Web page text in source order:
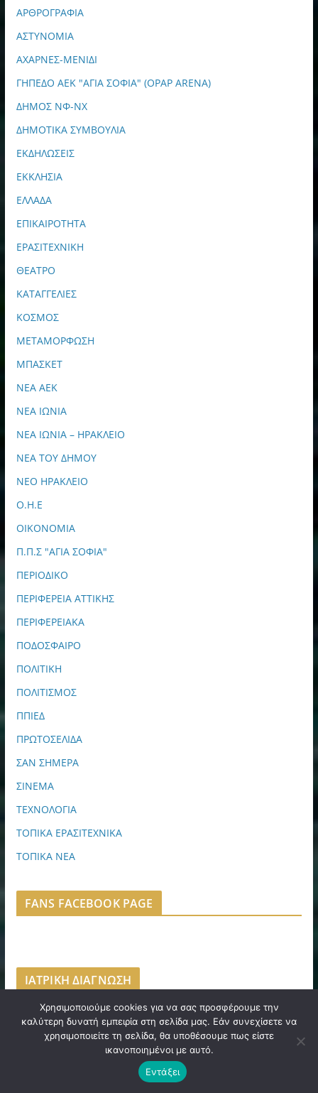
ΑΡΘΡΟΓΡΑΦΙΑ
ΑΣΤΥΝΟΜΙΑ
ΑΧΑΡΝΕΣ-ΜΕΝΙΔΙ
ΓΗΠΕΔΟ ΑΕΚ "ΑΓΙΑ ΣΟΦΙΑ" (OPAP ARENA)
ΔΗΜΟΣ ΝΦ-ΝΧ
ΔΗΜΟΤΙΚΑ ΣΥΜΒΟΥΛΙΑ
ΕΚΔΗΛΩΣΕΙΣ
ΕΚΚΛΗΣΙΑ
ΕΛΛΑΔΑ
ΕΠΙΚΑΙΡΟΤΗΤΑ
ΕΡΑΣΙΤΕΧΝΙΚΗ
ΘΕΑΤΡΟ
ΚΑΤΑΓΓΕΛΙΕΣ
ΚΟΣΜΟΣ
ΜΕΤΑΜΟΡΦΩΣΗ
ΜΠΑΣΚΕΤ
ΝΕΑ ΑΕΚ
ΝΕΑ ΙΩΝΙΑ
ΝΕΑ ΙΩΝΙΑ – ΗΡΑΚΛΕΙΟ
ΝΕΑ ΤΟΥ ΔΗΜΟΥ
ΝΕΟ ΗΡΑΚΛΕΙΟ
Ο.Η.Ε
ΟΙΚΟΝΟΜΙΑ
Π.Π.Σ "ΑΓΙΑ ΣΟΦΙΑ"
ΠΕΡΙΟΔΙΚΟ
ΠΕΡΙΦΕΡΕΙΑ ΑΤΤΙΚΗΣ
ΠΕΡΙΦΕΡΕΙΑΚΑ
ΠΟΔΟΣΦΑΙΡΟ
ΠΟΛΙΤΙΚΗ
ΠΟΛΙΤΙΣΜΟΣ
ΠΠΙΕΔ
ΠΡΩΤΟΣΕΛΙΔΑ
ΣΑΝ ΣΗΜΕΡΑ
ΣΙΝΕΜΑ
ΤΕΧΝΟΛΟΓΙΑ
ΤΟΠΙΚΑ ΕΡΑΣΙΤΕΧΝΙΚΑ
ΤΟΠΙΚΑ ΝΕΑ
FANS FACEBOOK PAGE
ΙΑΤΡΙΚΗ ΔΙΑΓΝΩΣΗ
Χρησιμοποιούμε cookies για να σας προσφέρουμε την
καλύτερη δυνατή εμπειρία στη σελίδα μας. Εάν συνεχίσετε να
χρησιμοποιείτε τη σελίδα, θα υποθέσουμε πως είστε
ικανοποιημένοι με αυτό.
Εντάξει